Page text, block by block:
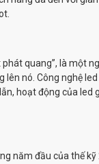
phát quang”, là một
lên nó. Công nghệ
hoạt động của led
năm đầu của thế kỹ